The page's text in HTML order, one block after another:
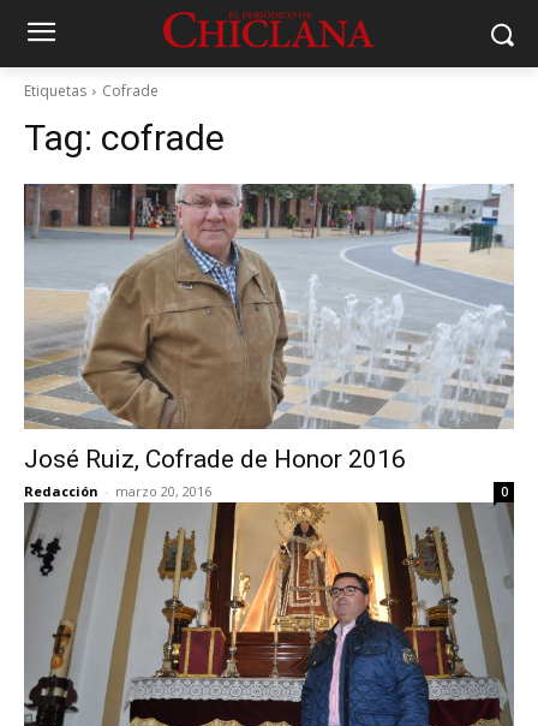
Etiquetas Cofrade
Tag: cofrade
José Ruiz, Cofrade de Honor 2016
Redacción - marzo 20, 2016 0